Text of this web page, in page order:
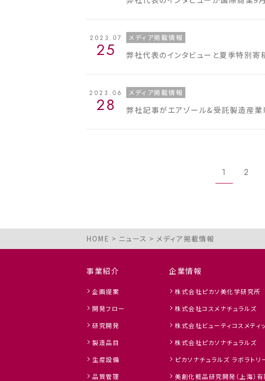
2023.07
25
メディア掲載情報
弊社代表のインタビューと夏季特別
2023.06
28
メディア掲載情報
弊社記事がエアゾール&受託製造産業
1 2
HOME > ニュース > メディア掲載情報
事業紹介
企画提案
開発フロー
研究開発
製造品目
生産設備
品質管理
企業情報
株式会社ピカソ美化学研究所
株式会社コスメナチュラルズ
株式会社ビューティコスメティ
株式会社ピカソナチュラルズ
ピカソナチュラルズ ラボラトリ
美創化粧品研究開発（上海）